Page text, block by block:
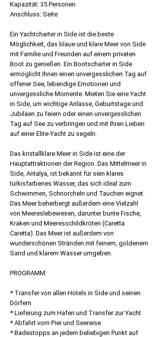
Kapazität: 35 Personen
Anschluss: Seite
Ein Yachtcharter in Side ist die beste
Möglichkeit, das blaue und klare Meer von Side
mit Familie und Freunden auf einem privaten
Boot zu genießen. Ein Bootscharter in Side
ermöglicht Ihnen einen unvergesslichen Tag auf
offener See, lebendige Emotionen und
unvergessliche Momente. Mieten Sie eine Yacht
in Side, um wichtige Anlässe, Geburtstage und
Jubiläen zu feiern oder einen unvergesslichen
Tag auf See zu verbringen und mit Ihren Lieben
auf einer Elite-Yacht zu segeln.
Das kristallklare Meer in Side ist eine der
Hauptattraktionen der Region. Das Mittelmeer in
Side, Antalya, ist bekannt für sein klares
türkisfarbenes Wasser, das sich ideal zum
Schwimmen, Schnorcheln und Tauchen eignet.
Das Meer beherbergt außerdem eine Vielzahl
von Meereslebewesen, darunter bunte Fische,
Kraken und Meeresschildkröten (Caretta
Caretta). Das Meer ist außerdem von
wunderschönen Stränden mit feinem, goldenem
Sand und klarem Wasser umgeben.
PROGRAMM:
* Transfer von allen Hotels in Side und seinen
Dörfern
* Lieferung zum Hafen und Transfer zur Yacht
* Abfahrt vom Pier und Seereise
* Badestopps an jedem beliebigen Punkt auf